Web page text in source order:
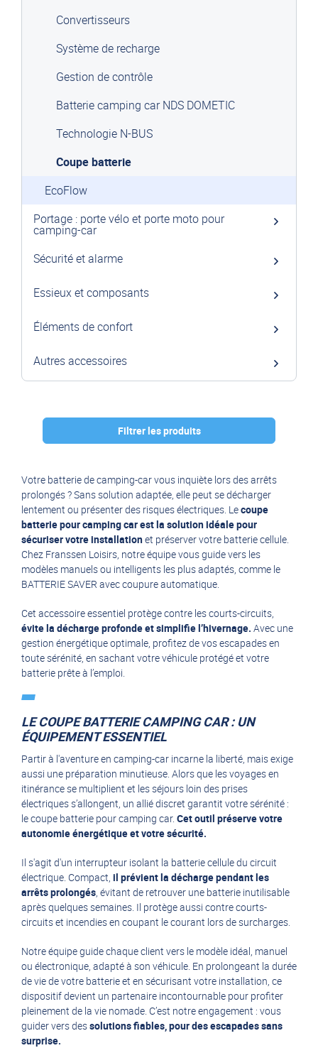
Filtrer les produits
NDS (2)
Convertisseurs
Système de recharge
Gestion de contrôle
Batterie camping car NDS DOMETIC
Technologie N-BUS
Coupe batterie
EcoFlow
Portage : porte vélo et porte moto pour
camping-car
Sécurité et alarme
Essieux et composants
Éléments de confort
Autres accessoires
Votre batterie de camping-car vous inquiète lors des arrêts
prolongés ? Sans solution adaptée, elle peut se décharger
lentement ou présenter des risques électriques. Lecoupe
batterie pour camping car est la solution idéale pour
sécuriser votre installationet préserver votre batterie cellule.
Chez Franssen Loisirs, notre équipe vous guide vers les
modèles manuels ou intelligents les plus adaptés, comme le
BATTERIE SAVER avec coupure automatique.
Cet accessoire essentiel protège contre les courts-circuits,
évite la décharge profonde et simplifie l’hivernage. Avec une
gestion énergétique optimale, profitez de vos escapades en
toute sérénité, en sachant votre véhicule protégé et votre
batterie prête à l’emploi.
LE COUPE BATTERIE CAMPING CAR : UN
ÉQUIPEMENT ESSENTIEL
Partir à l'aventure en camping-car incarne la liberté, mais exige
aussi une préparation minutieuse. Alors que les voyages en
itinérance se multiplient et les séjours loin des prises
électriques s’allongent, un allié discret garantit votre sérénité :
le coupe batterie pour camping car. Cet outil préserve votre
autonomie énergétique et votre sécurité.
Il s'agit d'un interrupteur isolant la batterie cellule du circuit
électrique. Compact, il prévient la décharge pendant les
arrêts prolongés, évitant de retrouver une batterie inutilisable
après quelques semaines. Il protège aussi contre courts-
circuits et incendies en coupant le courant lors de surcharges.
Notre équipe guide chaque client vers le modèle idéal, manuel
ou électronique, adapté à son véhicule. En prolongeant la durée
de vie de votre batterie et en sécurisant votre installation, ce
dispositif devient un partenaire incontournable pour profiter
pleinement de la vie nomade. C’est notre engagement : vous
guider vers dessolutions fiables, pour des escapades sans
surprise.